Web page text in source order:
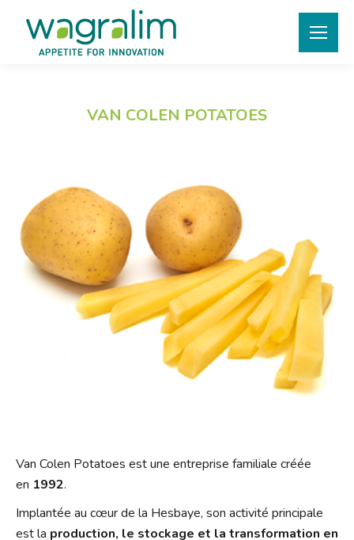
VAN COLEN POTATOES
Van Colen Potatoes est une entreprise familiale créée
en 1992.
Implantée au cœur de la Hesbaye, son activité principale
est la production, le stockage et la transformation en